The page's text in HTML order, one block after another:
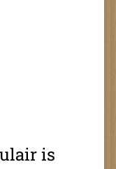
is